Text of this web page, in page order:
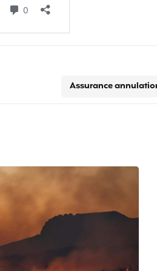
Assurance